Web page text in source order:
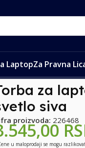
LaptopZa Pravna
siva
za
siva
proizvoda: 226468
u maloprodaji se mogu